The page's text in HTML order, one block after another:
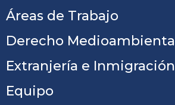
Áreas de Trabajo
Derecho Medioambiental
Extranjería e Inmigración
Equipo